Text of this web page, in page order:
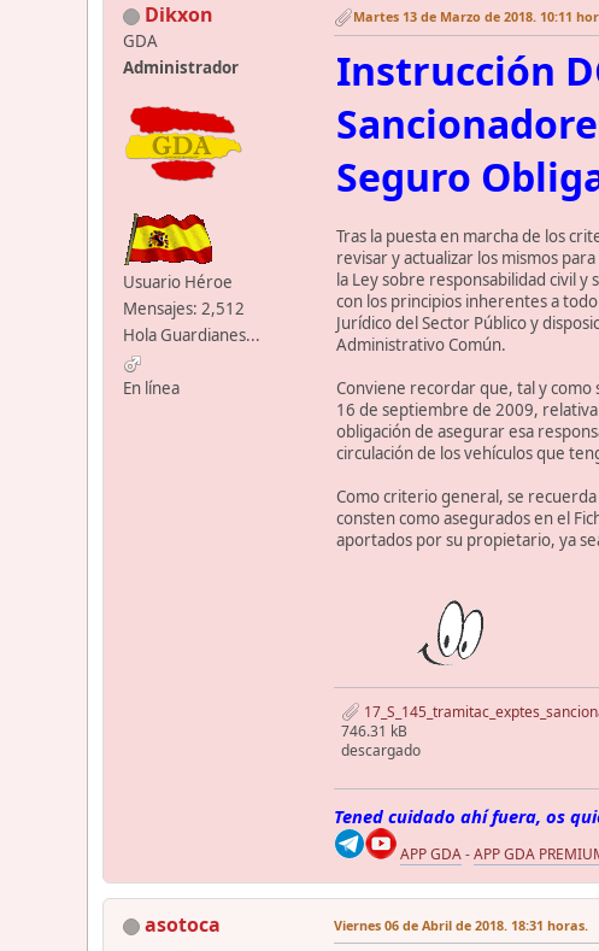
Dikxon
GDA
Administrador
Usuario Héroe
Mensajes: 2,512
Hola Guardianes...
En línea
Martes 13 de Marzo de 2018. 10:11
Instrucción
Seguro
Tras la puesta en marcha de los
revisar y actualizar los mismos
la Ley sobre responsabilidad civil
con los principios inherentes a
Jurídico del Sector Público y
Administrativo Común.
Conviene recordar que, tal y como
16 de septiembre de 2009,
obligación de asegurar esa
circulación de los vehículos que
Como criterio general, se
consten como asegurados en el
aportados por su propietario, ya
746.31 kB
descargado
Tened cuidado ahí fuera, os
APP GDA-APP GDA
asotoca Viernes 06 de Abril de 2018. 18:31 horas.